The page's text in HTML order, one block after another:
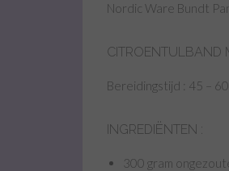
Nordic Ware Bundt
CITROENTULBAND
Bereidingstijd : 45 –
INGREDIËNTEN :
300 gram